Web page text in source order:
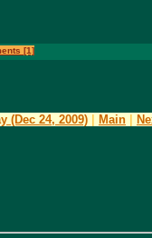
[1]
(Dec 24, 2009) Main